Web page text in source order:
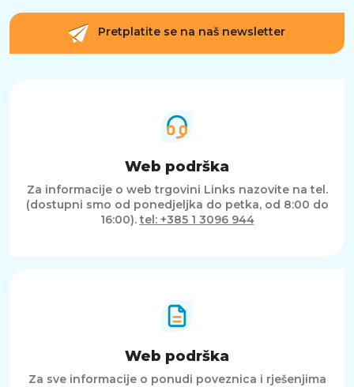
Pretplatite se na naš newsletter
Web podrška
Za informacije o web trgovini Links nazovite na tel.
(dostupni smo od ponedjeljka do petka, od 8:00 do
16:00).tel: +385 1 3096 944
Web podrška
Za sve informacije o ponudi poveznica i rješenjima